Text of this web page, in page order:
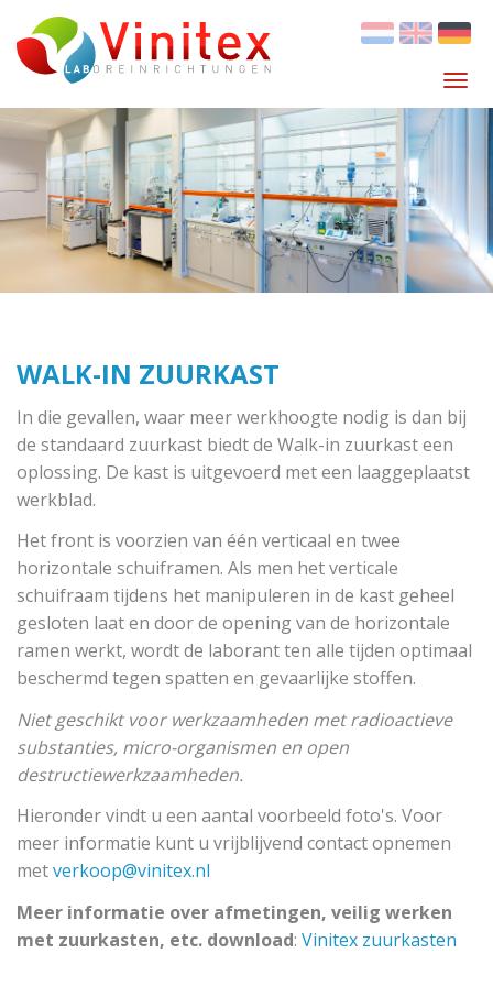
Direkt
zum
Inhalt
WALK-IN ZUURKAST
In die gevallen, waar meer werkhoogte nodig is dan bij
de standaard zuurkast biedt de Walk-in zuurkast een
oplossing. De kast is uitgevoerd met een laaggeplaatst
werkblad.
Het front is voorzien van één verticaal en twee
horizontale schuiframen. Als men het verticale
schuifraam tijdens het manipuleren in de kast geheel
gesloten laat en door de opening van de horizontale
ramen werkt, wordt de laborant ten alle tijden optimaal
beschermd tegen spatten en gevaarlijke stoffen.
Niet geschikt voor werkzaamheden met radioactieve
substanties, micro-organismen en open
destructiewerkzaamheden.
Hieronder vindt u een aantal voorbeeld foto's. Voor
meer informatie kunt u vrijblijvend contact opnemen
metverkoop@vinitex.nl
Meer informatie over afmetingen, veilig werken
met zuurkasten, etc. download: Vinitex zuurkasten